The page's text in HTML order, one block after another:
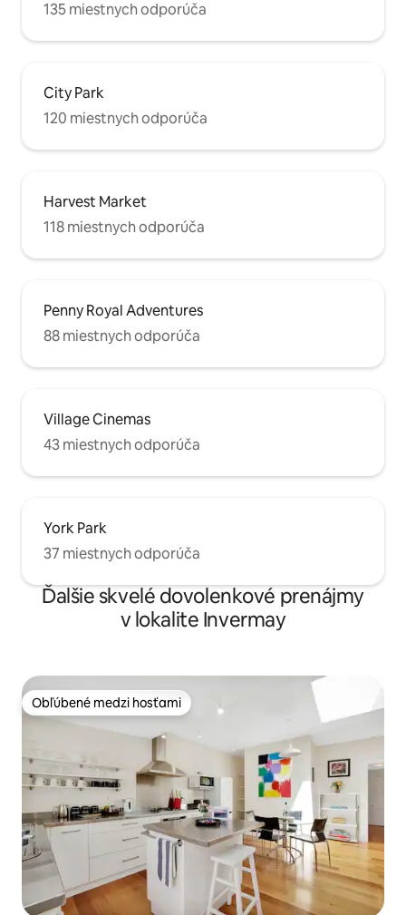
135 miestnych odporúča
City Park
120 miestnych odporúča
Harvest Market
118 miestnych odporúča
Penny Royal Adventures
88 miestnych odporúča
Village Cinemas
43 miestnych odporúča
York Park
37 miestnych odporúča
Ďalšie skvelé dovolenkové prenájmy
v lokalite Invermay
Obľúbené medzi hosťami
Obľúbené medzi hosťami